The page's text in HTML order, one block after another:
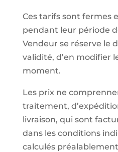
Ces tarifs sont fermes
pendant leur période
Vendeur se réserve le
validité, d’en modifier
moment.
Les prix ne
traitement,
livraison, qui sont
dans les conditions
calculés